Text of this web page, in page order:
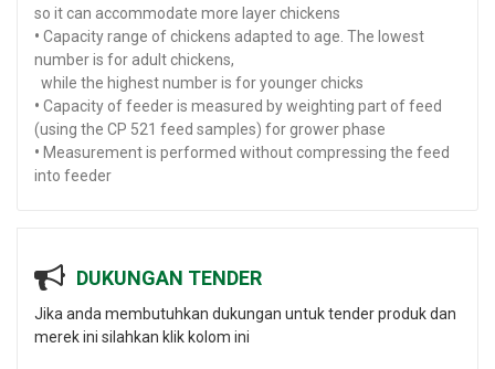
so it can accommodate more layer chickens
• Capacity range of chickens adapted to age. The lowest
number is for adult chickens,
while the highest number is for younger chicks
• Capacity of feeder is measured by weighting part of feed
(using the CP 521 feed samples) for grower phase
• Measurement is performed without compressing the feed
into feeder
DUKUNGAN TENDER
Jika anda membutuhkan dukungan untuk tender produk dan
merek ini silahkan klik kolom ini